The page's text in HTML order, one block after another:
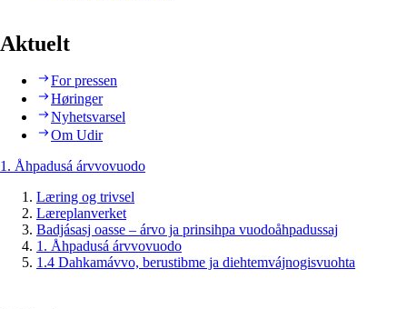
Aktuelt
For pressen
Høringer
Nyhetsvarsel
Om Udir
1. Åhpadusá árvvovuodo
Læring og trivsel
Læreplanverket
Badjásasj oasse – árvo ja prinsihpa vuodoåhpadussaj
1. Åhpadusá árvvovuodo
1.4 Dahkamávvo, berustibme ja diehtemvájnogisvuohta